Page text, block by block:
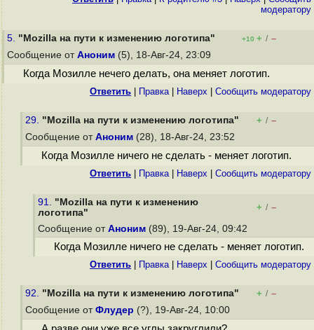
модератору
5. "Mozilla на пути к изменению логотипа" +10 + / –
Сообщение от Аноним (5), 18-Авг-24, 23:09
Когда Мозилле нечего делать, она меняет логотип.
Ответить Правка| Наверх Cообщить модератору
29. "Mozilla на пути к изменению логотипа" + / –
Сообщение от Аноним (28), 18-Авг-24, 23:52
Когда Мозилле ничего не сделать - меняет логотип.
Ответить Правка| Наверх Cообщить модератору
91. "Mozilla на пути к изменению
логотипа"
+ / –
Сообщение от Аноним (89), 19-Авг-24, 09:42
Когда Мозилле ничего не сделать - меняет логотип.
Ответить Правка| Наверх Cообщить модератору
92. "Mozilla на пути к изменению логотипа" + / –
Сообщение от Флудер (?), 19-Авг-24, 10:00